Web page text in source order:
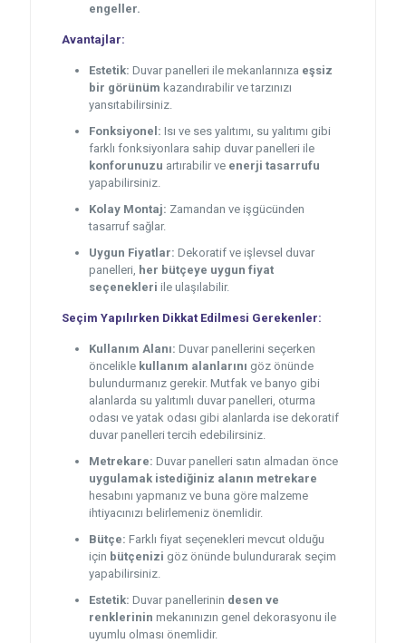
engeller.
Avantajlar:
Estetik: Duvar panelleri ile mekanlarınıza eşsiz
bir görünüm kazandırabilir ve tarzınızı
yansıtabilirsiniz.
Fonksiyonel: Isı ve ses yalıtımı, su yalıtımı gibi
farklı fonksiyonlara sahip duvar panelleri ile
konforunuzu artırabilir ve enerji tasarrufu
yapabilirsiniz.
Kolay Montaj: Zamandan ve işgücünden
tasarruf sağlar.
Uygun Fiyatlar: Dekoratif ve işlevsel duvar
panelleri,
her bütçeye uygun fiyat
seçenekleri ile ulaşılabilir.
Seçim Yapılırken Dikkat Edilmesi Gerekenler:
Kullanım Alanı: Duvar panellerini seçerken
öncelikle kullanım alanlarını göz önünde
bulundurmanız gerekir. Mutfak ve banyo gibi
alanlarda su yalıtımlı duvar panelleri, oturma
odası ve yatak odası gibi alanlarda ise dekoratif
duvar panelleri tercih edebilirsiniz.
Metrekare: Duvar panelleri satın almadan önce
uygulamak istediğiniz alanın metrekare
hesabını yapmanız ve buna göre malzeme
ihtiyacınızı belirlemeniz önemlidir.
Bütçe: Farklı fiyat seçenekleri mevcut olduğu
için bütçenizi göz önünde bulundurarak seçim
yapabilirsiniz.
Estetik: Duvar panellerinin desen ve
renklerinin mekanınızın genel dekorasyonu ile
uyumlu olması önemlidir.